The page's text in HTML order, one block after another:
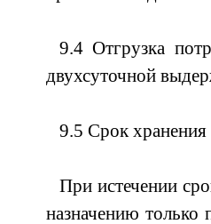
9.4 Отгрузка
двухсуточной
9.5 Срок хранения
При истечении
назначению только